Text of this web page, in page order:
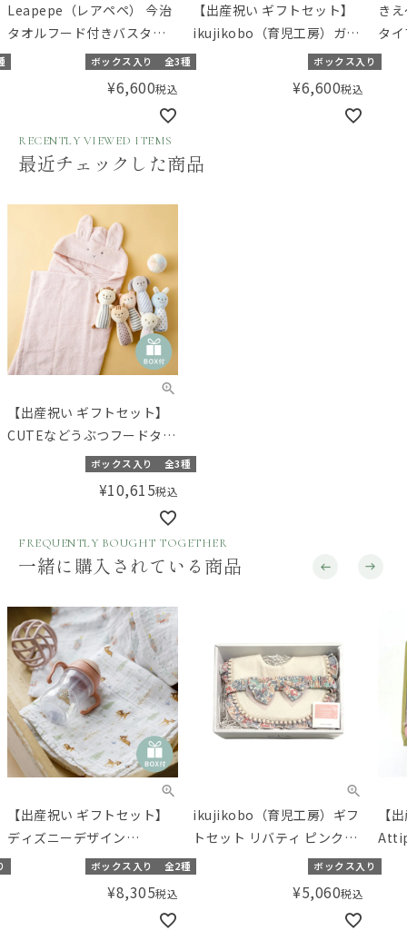
Leapepe（レアペペ） 今治
タオルフード付きバスタオ
ル
ボックス入り 全3種
¥6,600税込
【出産祝い ギフトセット】
ikujikobo（育児工房）ガー
ゼ オーガニックギフト ブル
ー【ギフトボックス入り】
／Amingオリジナルセット
ボックス入り
¥6,600税込
き
タ
RECENTLY VIEWED ITEMS
最近チェックした商品
【出産祝い ギフトセット】
CUTEなどうぶつフードタオ
ルと布おもちゃのセット
【ギフトボックス入り】／
Amingオリジナルセット
ボックス入り 全3種
¥10,615税込
FREQUENTLY BOUGHT TOGETHER
一緒に購入されている商品
【出産祝い ギフトセット】
ディズニーデザイン
aden+anaisおくるみ＆スト
ックス入り】／Amingオリ
ボックス入り 全2種
¥8,305税込
ikujikobo（育児工房）ギフ
トセット リバティ ピンク
Michelle（ミシェル）【ギ
ボックス入り
¥5,060税込
【
ー